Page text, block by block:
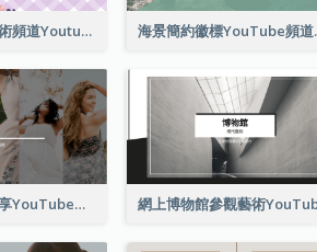
紫羅蘭創作者藝術頻道Youtube頻道圖片 海景
新潮時尚秘訣分享YouTube頻道圖片